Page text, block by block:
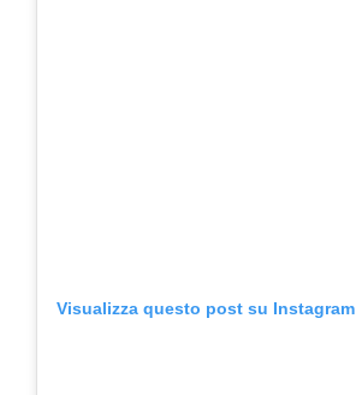
Visualizza questo post su Instagram